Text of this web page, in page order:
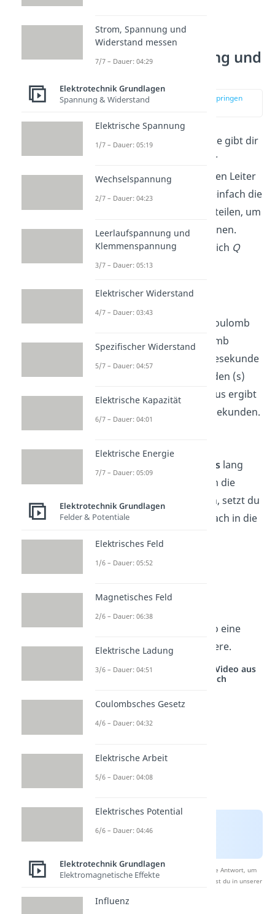
Stromstärke
berechnen: Ladung und
zur Stelle im Video springen
Die elektrische Stromstärke gibt dir
an, wie viel Ladung in einer
bestimmten Zeit durch einen Leiter
fließt. Deshalb kannst du einfach die
teilen, um
die Stromstärke zu berechnen.
Daraus ergibt sich,
ist gleich Q
durcht:
wird dir in Coulomb
(C) angegeben. Das Coulomb
kannst du auch als Amperesekunde
(As) bezeichnen. In Sekunden (s)
gibst du die Zeittan. Daraus ergibt
sich Ampere = Coulomb : Sekunden.
5 slang
. Um die
Stromstärke zu berechnen, setzt du
die gegebenen Werte einfach in die
Durch den Leiter fließt also eine
Stromstärke von 160 Ampere.
Studyflix vernetzt: Hier ein Video aus
einem anderen Bereich
Nach Beantwortung speichern wir deine Antwort, um
Studyflix zu verbessern. Mehr dazu erfährst du in unserer
Strom, Spannung und
Widerstand messen
7/7 – Dauer: 04:29
Elektrotechnik Grundlagen
Spannung & Widerstand
Elektrische Spannung
1/7 – Dauer: 05:19
Wechselspannung
2/7 – Dauer: 04:23
Leerlaufspannung und
Klemmenspannung
3/7 – Dauer: 05:13
Elektrischer Widerstand
4/7 – Dauer: 03:43
Spezifischer Widerstand
5/7 – Dauer: 04:57
Elektrische Kapazität
6/7 – Dauer: 04:01
Elektrische Energie
7/7 – Dauer: 05:09
Elektrotechnik Grundlagen
Felder & Potentiale
Elektrisches Feld
1/6 – Dauer: 05:52
Magnetisches Feld
2/6 – Dauer: 06:38
Elektrische Ladung
3/6 – Dauer: 04:51
Coulombsches Gesetz
4/6 – Dauer: 04:32
Elektrische Arbeit
5/6 – Dauer: 04:08
Elektrisches Potential
6/6 – Dauer: 04:46
Elektrotechnik Grundlagen
Elektromagnetische Effekte
Influenz